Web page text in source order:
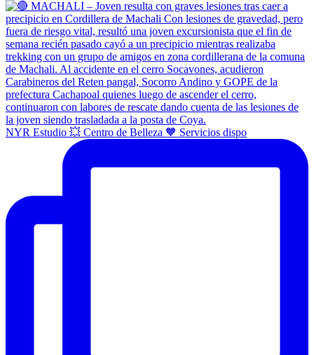
NYR Estudio 💥 Centro de Belleza 🧡 Servicios dispo